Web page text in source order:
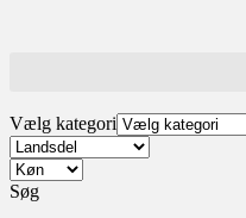
Vælg kategori
Søg